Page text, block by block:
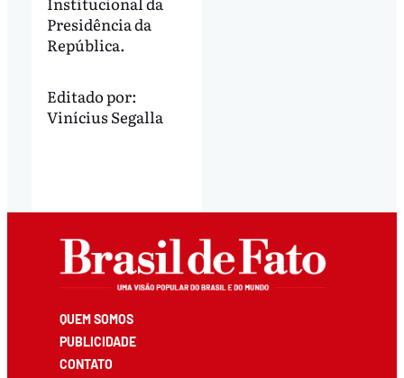
Presidência da
República.
Editado por:
Vinícius Segalla
QUEM SOMOS
PUBLICIDADE
CONTATO